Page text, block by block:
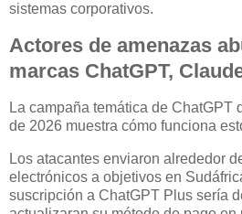
sistemas corporativos.
Actores de amenazas
marcas ChatGPT,
La campaña temática de ChatGPT
de 2026 muestra cómo funciona
Los atacantes enviaron alrededor
electrónicos a objetivos en
suscripción a ChatGPT Plus sería